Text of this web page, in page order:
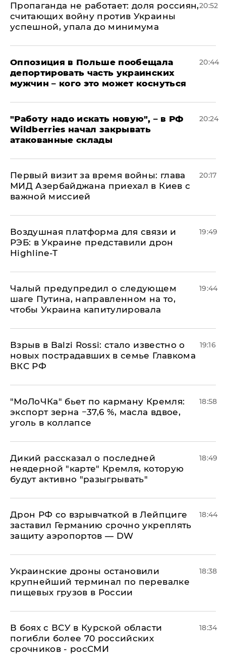
​Пропаганда не работает: доля россиян,
считающих войну против Украины
успешной, упала до минимума
20:52
Оппозиция в Польше пообещала
депортировать часть украинских
мужчин – кого это может коснуться
20:44
"Работу надо искать новую", – в РФ
Wildberries начал закрывать
атакованные склады
20:24
Первый визит за время войны: глава
МИД Азербайджана приехал в Киев с
важной миссией
20:17
Воздушная платформа для связи и
РЭБ: в Украине представили дрон
Highline-T
19:49
Чалый предупредил о следующем
шаге Путина, направленном на то,
чтобы Украина капитулировала
19:44
Взрыв в Balzi Rossi: стало известно о
новых пострадавших в семье Главкома
ВКС РФ
19:16
​"МоЛоЧКа" бьет по карману Кремля:
экспорт зерна −37,6 %, масла вдвое,
уголь в коллапсе
18:58
Дикий рассказал о последней
неядерной "карте" Кремля, которую
будут активно "разыгрывать"
18:49
​Дрон РФ со взрывчаткой в Лейпциге
заставил Германию срочно укреплять
защиту аэропортов — DW
18:44
Украинские дроны остановили
крупнейший терминал по перевалке
пищевых грузов в России
18:38
В боях с ВСУ в Курской области
погибли более 70 российских
срочников - росСМИ
18:34